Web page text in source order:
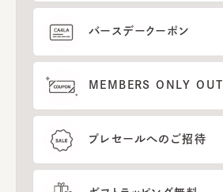
バースデークーポン
MEMBERS ONLY
プレセールへのご招待